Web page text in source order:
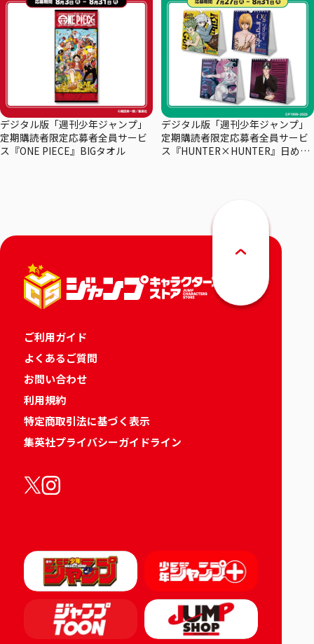
デジタル版「週刊少年ジャンプ」
定期購読者限定応募者全員サービ
ス『ONE PIECE』BIGタオル
デジタル版「週刊少年ジャンプ」
定期購読者限定応募者全員サービ
ス『HUNTER×HUNTER』日めく
ご利用ガイド
よくあるご質問
お問い合わせ
利用規約
特定商取引法に基づく表示
集英社プライバシーガイドライン